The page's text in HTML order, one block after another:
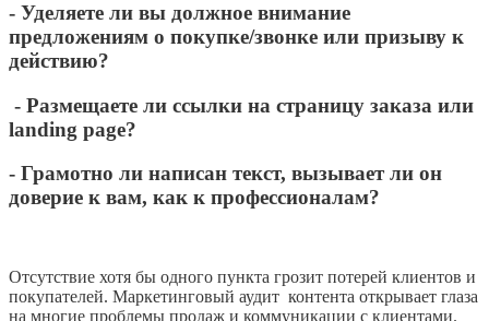
- Уделяете ли вы должное внимание
предложениям о покупке/звонке или призыву к
действию?
- Размещаете ли ссылки на страницу заказа или
landing page?
- Грамотно ли написан текст, вызывает ли он
доверие к вам, как к профессионалам?
Отсутствие хотя бы одного пункта грозит потерей клиентов и
покупателей. Маркетинговый аудит контента открывает глаза
на многие проблемы продаж и коммуникации с клиентами.